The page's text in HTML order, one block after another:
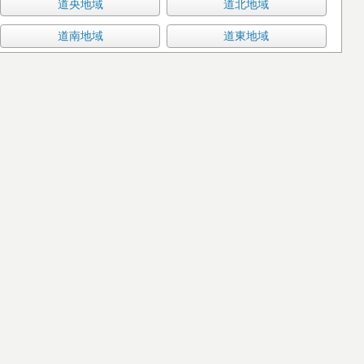
道央地域 道北地域
道南地域 道東地域